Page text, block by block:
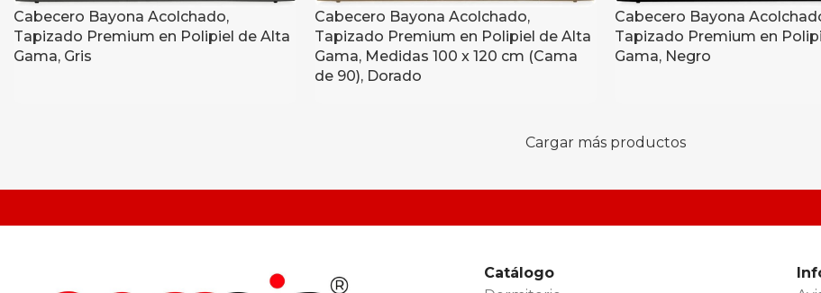
Cabecero Bayona Acolchado,
Tapizado Premium en Polipiel de Alta
Gama, Gris
Cabecero Bayona Acolchado,
Tapizado Premium en Polipiel de Alta
Gama, Medidas 100 x 120 cm (Cama
de 90), Dorado
Cabecero Bayona
Tapizado Premium en
Gama, Negro
Cargar más productos
Catálogo